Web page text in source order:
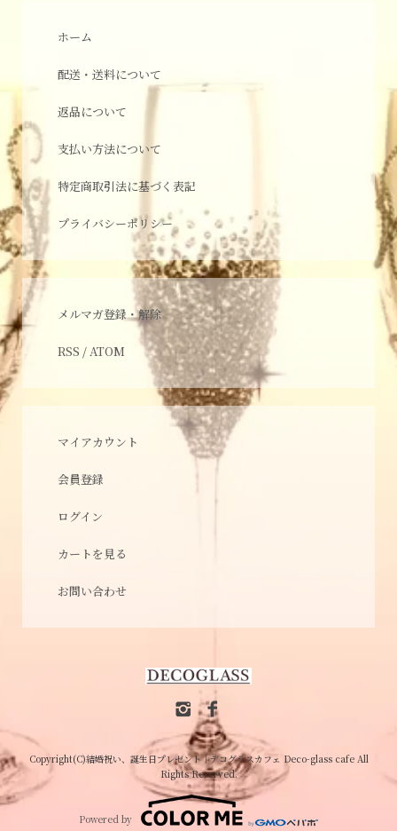
ホーム
配送・送料について
返品について
支払い方法について
特定商取引法に基づく表記
プライバシーポリシー
メルマガ登録・解除
RSS /ATOM
マイアカウント
会員登録
ログイン
カートを見る
お問い合わせ
Copyright(C)結婚祝い、誕生日プレゼント│デコグラスカフェ Deco-glass cafe All
Rights Reserved.
Powered by